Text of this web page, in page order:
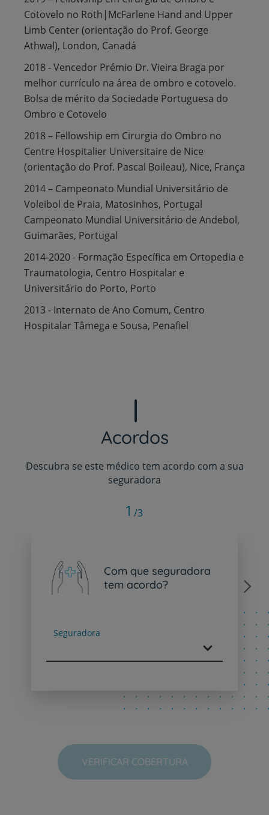
Cotovelo no Roth|McFarlene Hand and Upper
Limb Center (orientação do Prof. George
Athwal), London, Canadá
2018 - Vencedor Prémio Dr. Vieira Braga por
melhor currículo na área de ombro e cotovelo.
Bolsa de mérito da Sociedade Portuguesa do
Ombro e Cotovelo
2018 – Fellowship em Cirurgia do Ombro no
Centre Hospitalier Universitaire de Nice
(orientação do Prof. Pascal Boileau), Nice, França
2014 – Campeonato Mundial Universitário de
Voleibol de Praia, Matosinhos, Portugal
Campeonato Mundial Universitário de Andebol,
Guimarães, Portugal
2014-2020 - Formação Específica em Ortopedia e
Traumatologia, Centro Hospitalar e
Universitário do Porto, Porto
2013 - Internato de Ano Comum, Centro
Hospitalar Tâmega e Sousa, Penafiel
Acordos
Descubra se este médico tem acordo com a sua
seguradora
Com que seguradora
tem acordo?
Seguradora
Next
1 /3
VERIFICAR COBERTURA